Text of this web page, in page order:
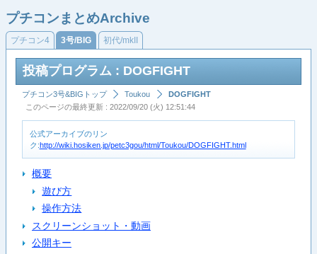
プチコンまとめArchive
プチコン4 3号/BIG 初代/mkII
投稿プログラム : DOGFIGHT
プチコン3号&BIGトップ Toukou
DOGFIGHT
このページの最終更新 : 2022/09/20 (火) 12:51:44
公式アーカイブのリン
ク:http://wiki.hosiken.jp/petc3gou/html/Toukou/DOGFIGHT.html
概要
遊び方
操作方法
スクリーンショット・動画
公開キー